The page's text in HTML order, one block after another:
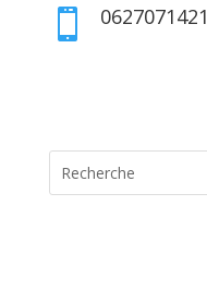
 0627071421